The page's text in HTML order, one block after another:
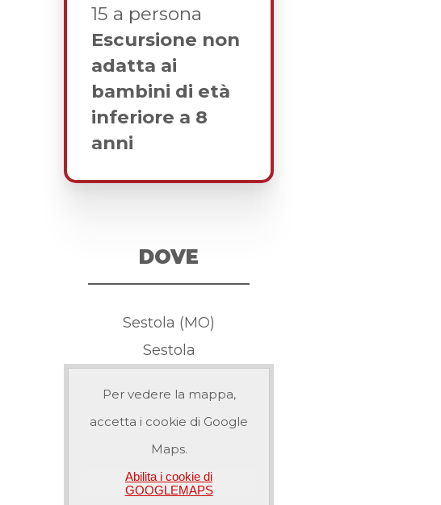
15 a persona
Escursione non
adatta ai
bambini di età
inferiore a 8
anni
DOVE
Sestola (MO)
Sestola
Per vedere la mappa,
accetta i cookie di Google
Maps.
Abilita i cookie di
GOOGLEMAPS